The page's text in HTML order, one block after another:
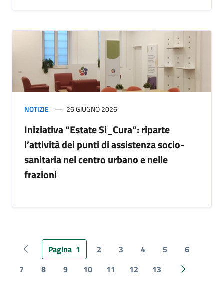
NOTIZIE 26 GIUGNO 2026
Iniziativa “Estate Si_Cura”: riparte
l’attività dei punti di assistenza socio-
sanitaria nel centro urbano e nelle
frazioni
Pagina precedente
Pagina 1 2 3 4 5
6
7
8 9 10 11 12 13 Pagina